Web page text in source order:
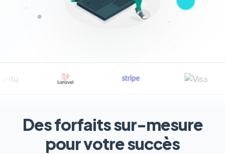
Des forfaits sur-mesure
pour votre succès